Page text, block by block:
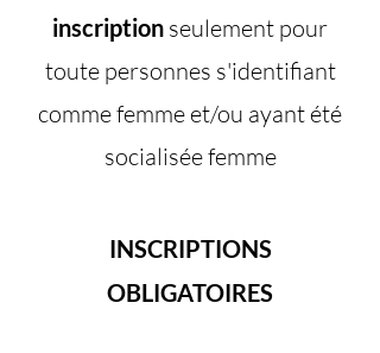
inscription seulement pour
toute personnes s'identifiant
comme femme et/ou ayant été
socialisée femme
INSCRIPTIONS
OBLIGATOIRES